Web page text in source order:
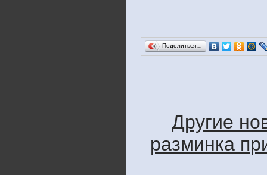
Поделиться…
Другие
разминка